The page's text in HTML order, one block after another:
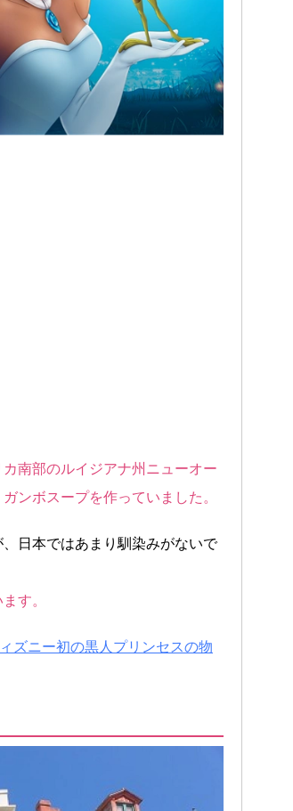
南部のルイジアナ州ニューオー
ンボスープを作っていました。
日本ではあまり馴染みがないで
す。
ズニー初の黒人プリンセスの物